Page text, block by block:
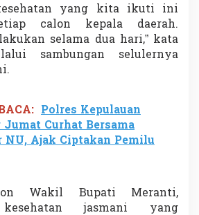
e
r
i
s
s
e
a
yang kita ikuti ini
calon kepala daerah.
selama dua hari,” kata
sambungan selulernya
Polres Kepulauan
Curhat Bersama
NU, Ajak Ciptakan Pemilu
Wakil Bupati Meranti,
kesehatan jasmani yang